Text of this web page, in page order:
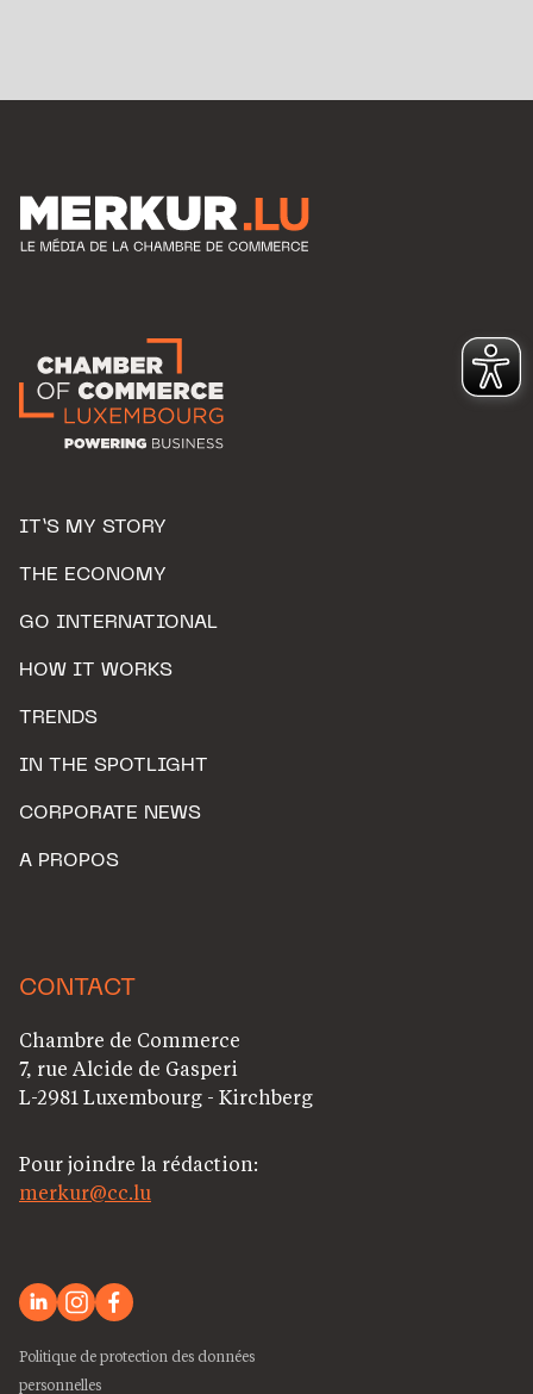
IT’S MY STORY
THE ECONOMY
GO INTERNATIONAL
HOW IT WORKS
TRENDS
IN THE SPOTLIGHT
CORPORATE NEWS
A PROPOS
CONTACT
Chambre de Commerce
7, rue Alcide de Gasperi
L-2981 Luxembourg - Kirchberg
Pour joindre la rédaction:
merkur@cc.lu
Politique de protection des données
personnelles